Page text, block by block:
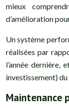
mieux
d’amélioration
Un système
réalisées par
l’année dernière,
investissement)
Maintenance